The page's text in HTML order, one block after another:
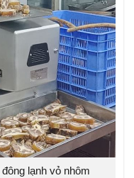
lạnh vỏ nhôm